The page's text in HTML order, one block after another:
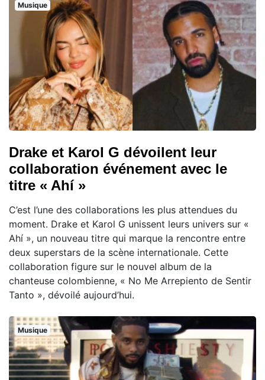
Musique
Drake et Karol G dévoilent leur
collaboration événement avec le
titre « Ahí »
C’est l’une des collaborations les plus attendues du
moment. Drake et Karol G unissent leurs univers sur «
Ahí », un nouveau titre qui marque la rencontre entre
deux superstars de la scène internationale. Cette
collaboration figure sur le nouvel album de la
chanteuse colombienne, « No Me Arrepiento de Sentir
Tanto », dévoilé aujourd’hui.
Musique